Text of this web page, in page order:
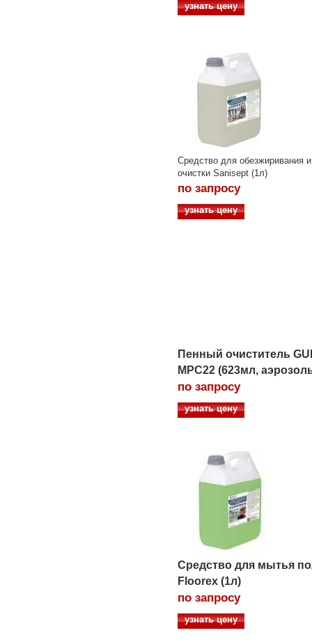
узнать цену
Средство для обезжиривания и
очистки Sanisept (1л)
по запросу
узнать цену
Пенный очиститель
MPC22 (623мл,
по запросу
узнать цену
Средство для мытья
Floorex (1л)
по запросу
узнать цену